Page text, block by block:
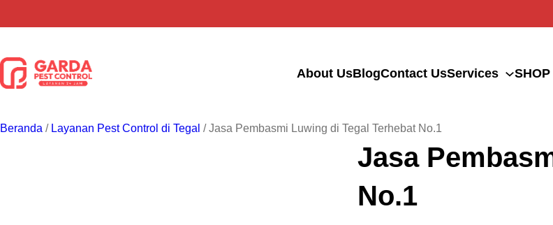
ke
About UsBlogContact UsServices SHOP
Beranda / Layanan Pest Control di Tegal / Jasa Pembasmi Luwing di Tegal Terhebat No.1
Jasa
No.1